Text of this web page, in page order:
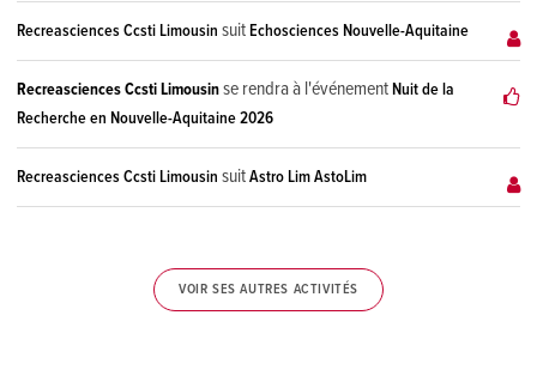
Recreasciences Ccsti Limousin suitEchosciences Nouvelle-Aquitaine
Recreasciences Ccsti Limousinse rendra à l'événementNuit de la
Recherche en Nouvelle-Aquitaine 2026
Recreasciences Ccsti Limousin suitAstro Lim AstoLim
VOIR SES AUTRES ACTIVITÉS